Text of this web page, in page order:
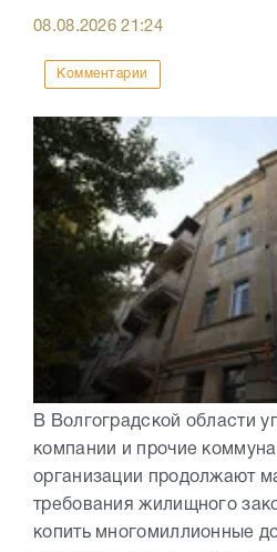
08.08.202621:24
Комментарии
В Волгоградской области
компании и прочие
организации продолжают
требования жилищного
копить многомиллионные